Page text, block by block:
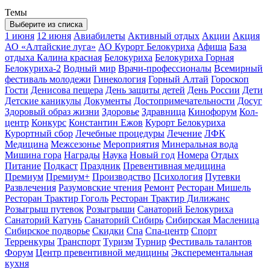
Темы
Выберите из списка
1 июня 12 июня Авиабилеты Активный отдых Акции Акция
АО «Алтайские луга» АО Курорт Белокуриха Афиша База
отдыха Калина красная Белокуриха Белокуриха Горная
Белокуриха-2 Водный мир Врачи-профессионалы Всемирный
фестиваль молодежи Гинекология Горный Алтай Гороскоп
Гости Денисова пещера День защиты детей День России Дети
Детские каникулы Документы Достопримечательности Досуг
Здоровый образ жизни Здоровье Здравница Кинофорум Кол-
центр Конкурс Константин Ежов Курорт Белокуриха
Курортный сбор Лечебные процедуры Лечение ЛФК
Медицина Межсезонье Мероприятия Минеральная вода
Мишина гора Награды Наука Новый год Номера Отдых
Питание Подкаст Праздник Превентивная медицина
Премиум Премиум+ Производство Психология Путевки
Развлечения Разумовские чтения Ремонт Ресторан Мишель
Ресторан Трактир Гоголь Ресторан Трактир Дилижанс
Розыгрыш путевок Розыгрыши Санаторий Белокуриха
Санаторий Катунь Санаторий Сибирь Сибирская Масленица
Сибирское подворье Скидки Спа Спа-центр Спорт
Терренкуры Транспорт Туризм Турнир Фестиваль талантов
Форум Центр превентивной медицины Эксперементальная
кухня